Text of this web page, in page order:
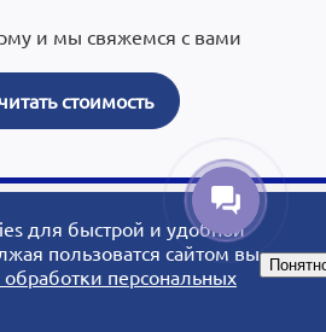
и мы свяжемся с вами
стоимость
- типография, рекламное
студия дизайна.
для быстрой и удобной
пользоватся сайтом вы
обработки персональных